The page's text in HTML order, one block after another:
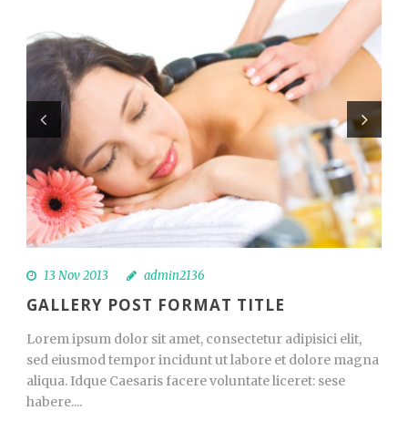
13 Nov 2013 admin2136
GALLERY POST FORMAT TITLE
Lorem ipsum dolor sit amet, consectetur adipisici elit,
sed eiusmod tempor incidunt ut labore et dolore magna
aliqua. Idque Caesaris facere voluntate liceret: sese
habere....